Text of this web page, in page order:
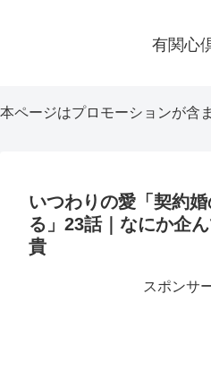
有関心
本ページはプロモーションが含
いつわりの愛「契約
る」23話｜なにか企
貴
スポンサ